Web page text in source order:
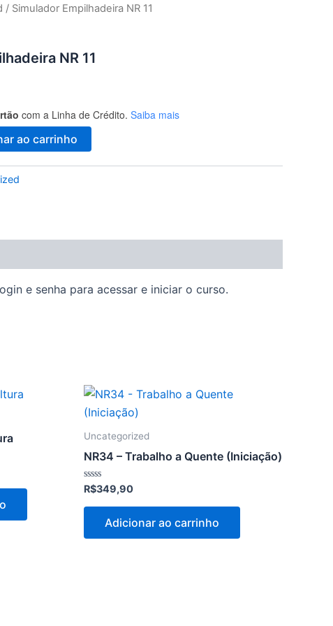
/ Simulador Empilhadeira NR 11
NR 11
com a Linha de Crédito. Saiba mais
ao carrinho
e senha para acessar e iniciar o curso.
Uncategorized
NR34 – Trabalho a Quente (Iniciação)
Avaliação
de
R$349,90
Adicionar ao carrinho